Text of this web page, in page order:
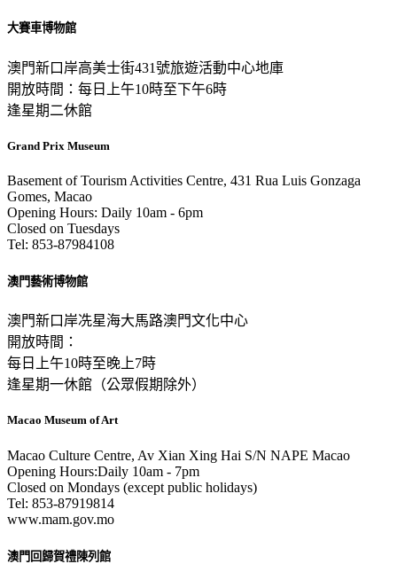
大賽車博物館
澳門新口岸高美士街431號旅遊活動中心地庫
開放時間：每日上午10時至下午6時
逢星期二休館
Grand Prix Museum
Basement of Tourism Activities Centre, 431 Rua Luis Gonzaga
Gomes, Macao
Opening Hours: Daily 10am - 6pm
Closed on Tuesdays
Tel: 853-87984108
澳門藝術博物館
澳門新口岸冼星海大馬路澳門文化中心
開放時間：
每日上午10時至晚上7時
逢星期一休館（公眾假期除外）
Macao Museum of Art
Macao Culture Centre, Av Xian Xing Hai S/N NAPE Macao
Opening Hours:Daily 10am - 7pm
Closed on Mondays (except public holidays)
Tel: 853-87919814
www.mam.gov.mo
澳門回歸賀禮陳列館